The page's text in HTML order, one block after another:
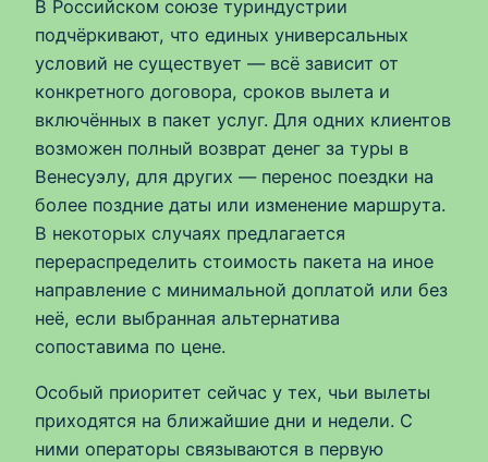
В Российском союзе туриндустрии
подчёркивают, что единых универсальных
условий не существует — всё зависит от
конкретного договора, сроков вылета и
включённых в пакет услуг. Для одних клиентов
возможен полный возврат денег за туры в
Венесуэлу, для других — перенос поездки на
более поздние даты или изменение маршрута.
В некоторых случаях предлагается
перераспределить стоимость пакета на иное
направление с минимальной доплатой или без
неё, если выбранная альтернатива
сопоставима по цене.
Особый приоритет сейчас у тех, чьи вылеты
приходятся на ближайшие дни и недели. С
ними операторы связываются в первую